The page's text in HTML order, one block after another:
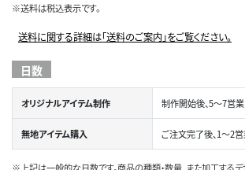
※送料は税込表示です。
送料に関する詳細は「送料のご案内」をご覧ください。
日数
オリジナルアイテム制作 制作開始後、5～7営
無地アイテム購入 ご注文完了後、1～2
※上記は一般的な日数です。商品の種類・数量、また加工する